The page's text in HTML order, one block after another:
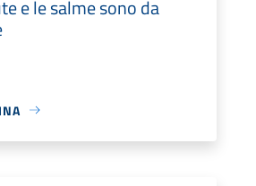
e le salme sono da